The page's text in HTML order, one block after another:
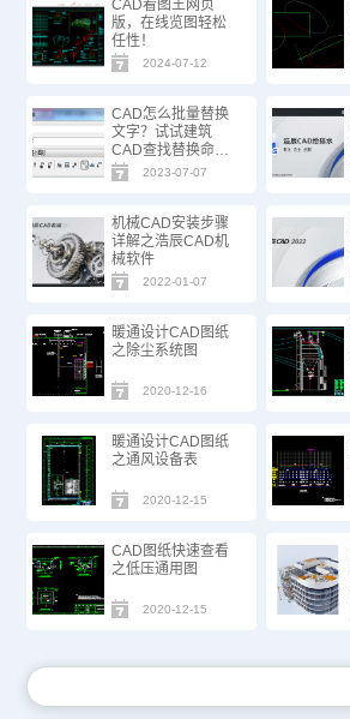
CAD看图王网页
版，在线览图轻松
任性！
2024-07-12
CAD怎么批量替换
文字？试试建筑
CAD查找替换命
令！
2023-07-07
机械CAD安装步骤
详解之浩辰CAD机
械软件
2022-01-07
暖通设计CAD图纸
之除尘系统图
2020-12-16
暖通设计CAD图纸
之通风设备表
2020-12-15
CAD图纸快速查看
之低压通用图
2020-12-15